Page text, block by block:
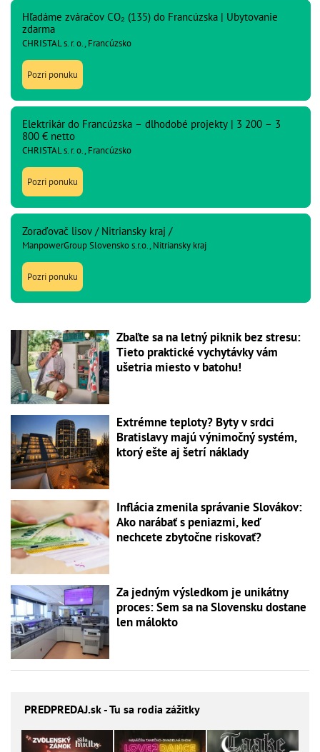
Hľadáme zváračov CO₂ (135) do Francúzska | Ubytovanie
zdarma
CHRISTAL s. r. o., Francúzsko
Pozri ponuku
Elektrikár do Francúzska – dlhodobé projekty | 3 200 – 3
800 € netto
CHRISTAL s. r. o., Francúzsko
Pozri ponuku
Zoraďovač lisov / Nitriansky kraj /
ManpowerGroup Slovensko s.r.o., Nitriansky kraj
Pozri ponuku
Zbaľte sa na letný piknik bez stresu:
Tieto praktické vychytávky vám
ušetria miesto v batohu!
Extrémne teploty? Byty v srdci
Bratislavy majú výnimočný systém,
ktorý ešte aj šetrí náklady
Inflácia zmenila správanie Slovákov:
Ako narábať s peniazmi, keď
nechcete zbytočne riskovať?
Za jedným výsledkom je unikátny
proces: Sem sa na Slovensku dostane
len málokto
PREDPREDAJ.sk - Tu sa rodia zážitky